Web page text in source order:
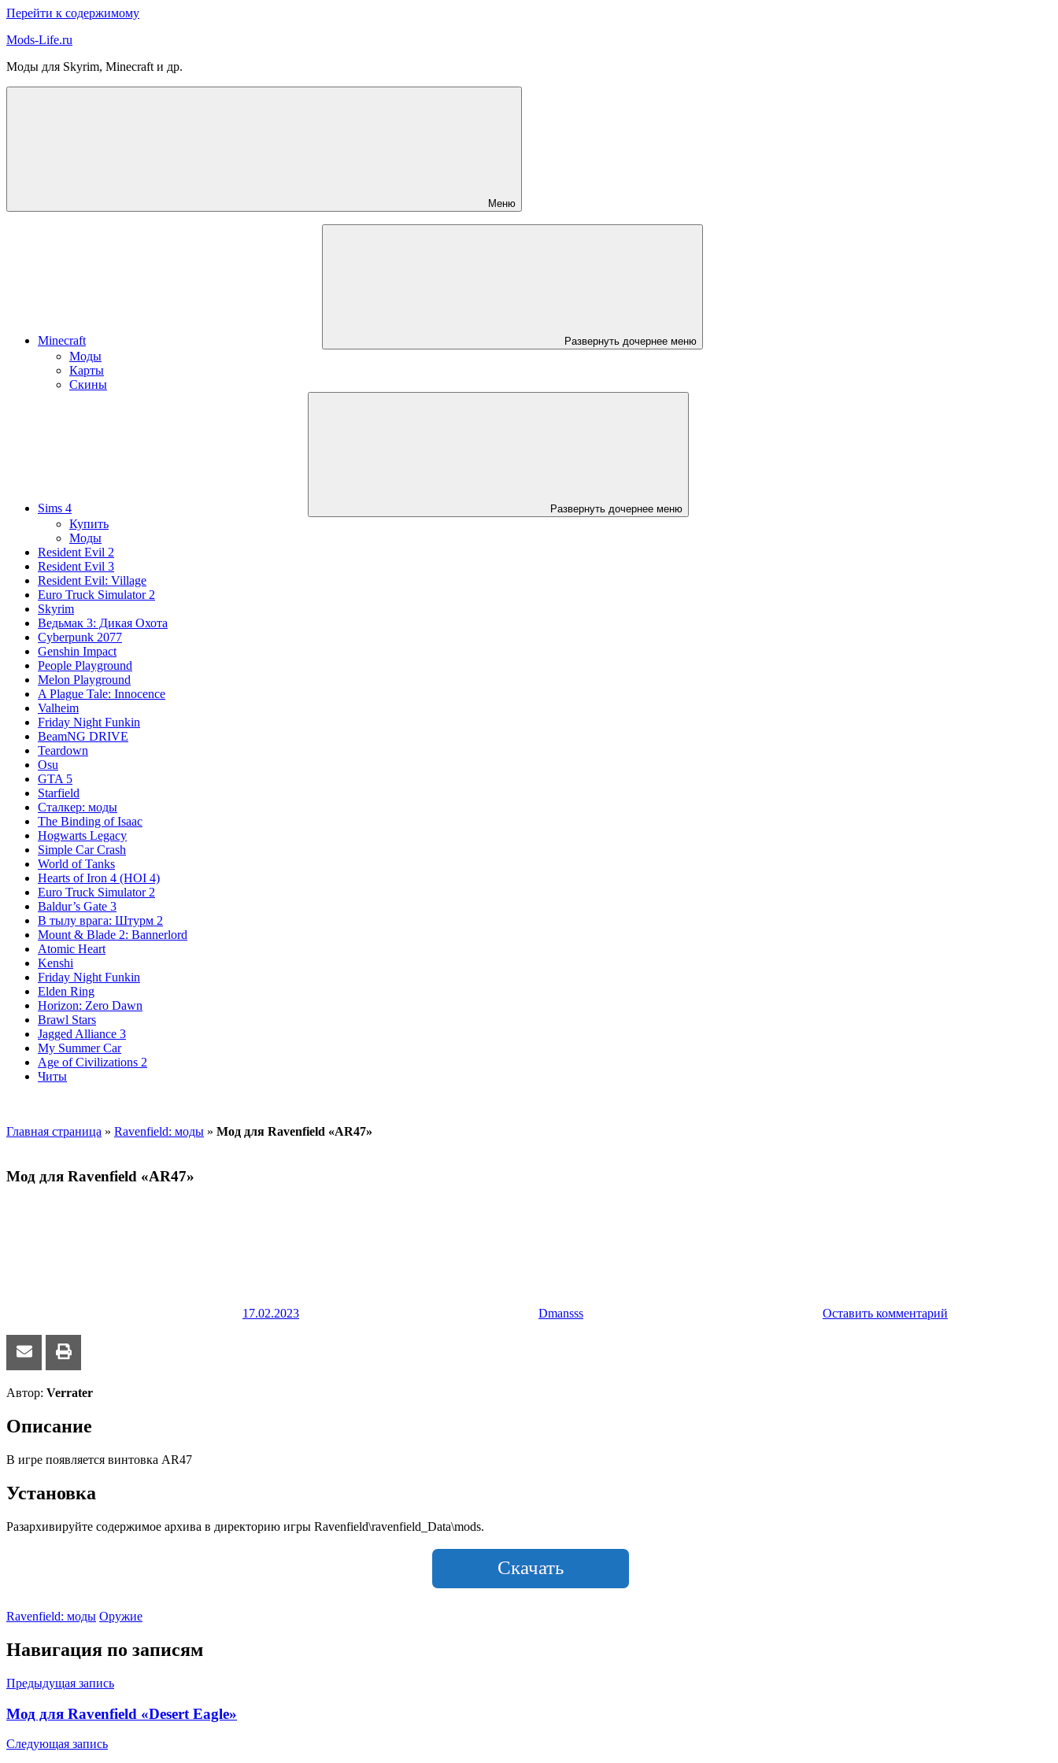
Перейти к содержимому
Mods-Life.ru
Моды для Skyrim, Minecraft и др.
Меню
Minecraft Развернуть дочернее меню
Моды
Карты
Скины
Sims 4 Развернуть дочернее меню
Купить
Моды
Resident Evil 2
Resident Evil 3
Resident Evil: Village
Euro Truck Simulator 2
Skyrim
Ведьмак 3: Дикая Охота
Cyberpunk 2077
Genshin Impact
People Playground
Melon Playground
A Plague Tale: Innocence
Valheim
Friday Night Funkin
BeamNG DRIVE
Teardown
Osu
GTA 5
Starfield
Сталкер: моды
The Binding of Isaac
Hogwarts Legacy
Simple Car Crash
World of Tanks
Hearts of Iron 4 (HOI 4)
Euro Truck Simulator 2
Baldur’s Gate 3
В тылу врага: Штурм 2
Mount & Blade 2: Bannerlord
Atomic Heart
Kenshi
Friday Night Funkin
Elden Ring
Horizon: Zero Dawn
Brawl Stars
Jagged Alliance 3
My Summer Car
Age of Civilizations 2
Читы
Главная страница » Ravenfield: моды » Мод для Ravenfield «AR47»
Мод для Ravenfield «AR47»
17.02.2023 Dmansss Оставить комментарий
Автор: Verrater
Описание
В игре появляется винтовка AR47
Установка
Разархивируйте содержимое архива в директорию игры Ravenfield\ravenfield_Data\mods.
Скачать
Ravenfield: моды Оружие
Навигация по записям
Предыдущая запись
Мод для Ravenfield «Desert Eagle»
Следующая запись